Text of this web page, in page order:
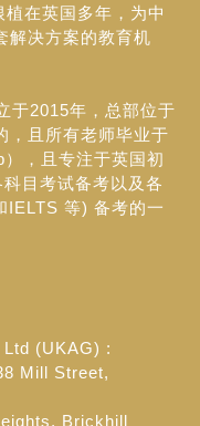
在英国多年，为中
解决方案的教育机
于2015年，总部位于
，且所有老师毕业于
，且专注于英国初
目考试备考以及各
等) 备考的一
(UKAG) :
Mill Street,
Brickhill